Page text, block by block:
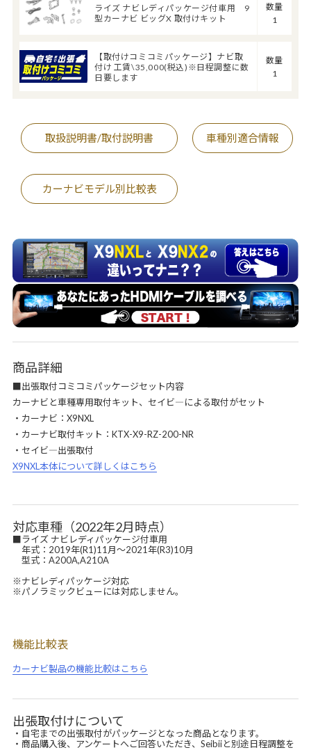
ライズ ナビレディパッケージ付車用 9
型カーナビ ビッグX 取付けキット
数量
1
【取付けコミコミパッケージ】ナビ取
付け 工賃\35,000(税込)※日程調整に数
日要します
数量
1
取扱説明書/取付説明書 車種別適合情報
カーナビモデル別比較表
商品詳細
■出張取付コミコミパッケージセット内容
カーナビと車種専用取付キット、セイビ―による取付がセット
・カーナビ：X9NXL
・カーナビ取付キット：KTX-X9-RZ-200-NR
・セイビ―出張取付
X9NXL本体について詳しくはこちら
対応車種（2022年2月時点）
■ライズ ナビレディパッケージ付車用
年式：2019年(R1)11月～2021年(R3)10月
型式：A200A,A210A
※ナビレディパッケージ対応
※パノラミックビューには対応しません。
機能比較表
カーナビ製品の機能比較はこちら
出張取付けについて
・自宅までの出張取付がパッケージとなった商品となります。
・商品購入後、アンケートへご回答いただき、Seibiiと別途日程調整を